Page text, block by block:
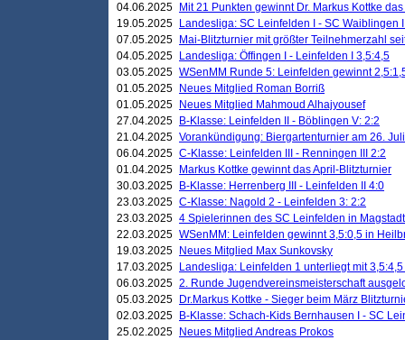
04.06.2025
Mit 21 Punkten gewinnt Dr. Markus Kottke
19.05.2025
Landesliga: SC Leinfelden I - SC Waiblingen
07.05.2025
Mai-Blitzturnier mit größter Teilnehmerzahl
04.05.2025
Landesliga: Öffingen I - Leinfelden I 3,5:4,5
03.05.2025 WSenMM Runde 5: Leinfelden gewinnt
01.05.2025
Neues Mitglied Roman Borriß
01.05.2025
Neues Mitglied Mahmoud Alhajyousef
27.04.2025
B-Klasse: Leinfelden II - Böblingen V: 2:2
21.04.2025 Vorankündigung: Biergartenturnier am 26. Juli
06.04.2025 C-Klasse: Leinfelden III - Renningen III 2:2
01.04.2025
Markus Kottke gewinnt das April-Blitzturnier
30.03.2025
B-Klasse: Herrenberg III - Leinfelden II 4:0
23.03.2025 C-Klasse: Nagold 2 - Leinfelden 3: 2:2
23.03.2025 4 Spielerinnen des SC Leinfelden in Magstadt
22.03.2025 WSenMM: Leinfelden gewinnt 3,5:0,5 in
19.03.2025
Neues Mitglied Max Sunkovsky
17.03.2025
Landesliga: Leinfelden 1 unterliegt mit
06.03.2025 2. Runde Jugendvereinsmeisterschaft
05.03.2025
Dr.Markus Kottke - Sieger beim März
02.03.2025
B-Klasse: Schach-Kids Bernhausen I - SC
25.02.2025
Neues Mitglied Andreas Prokos